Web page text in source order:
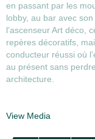
en passant par les
lobby, au bar avec
l’ascenseur Art déco,
repères décoratifs,
conducteur réussi où
au présent sans
architecture.
View Media